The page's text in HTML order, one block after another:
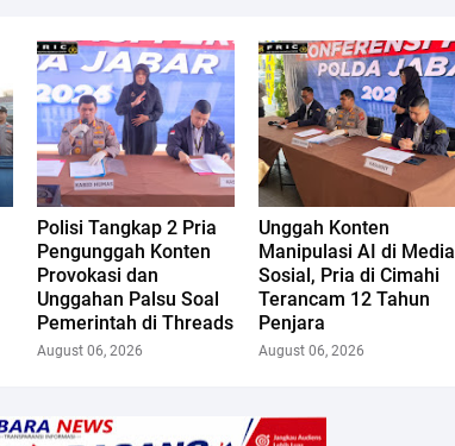
Polisi Tangkap 2 Pria
Pengunggah Konten
Provokasi dan
Unggahan Palsu Soal
Pemerintah di Threads
August 06, 2026
Unggah Konten
Manipulasi AI di Media
Sosial, Pria di Cimahi
Terancam 12 Tahun
Penjara
August 06, 2026